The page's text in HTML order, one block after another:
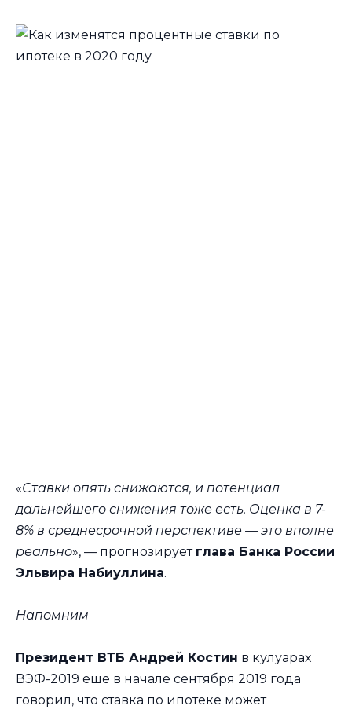
«Ставки опять снижаются, и потенциал
дальнейшего снижения тоже есть. Оценка в 7-
8% в среднесрочной перспективе — это вполне
реально», — прогнозирует глава Банка России
Эльвира Набиуллина.
Напомним
Президент ВТБ Андрей Костин в кулуарах
ВЭФ-2019 еше в начале сентября 2019 года
говорил, что ставка по ипотеке может